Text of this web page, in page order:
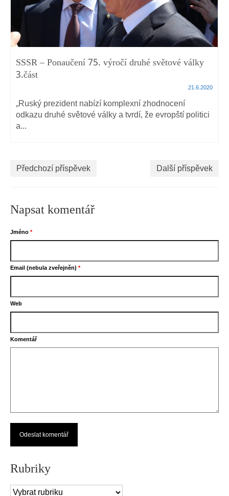
SSSR – Ponaučení 75. výročí druhé světové války
3.část
21.6.2020
„Ruský prezident nabízí komplexní zhodnocení
odkazu druhé světové války a tvrdí, že evropští politici
a...
Předchozí příspěvek Další příspěvek
Napsat komentář
Jméno *
Email (nebula zveřejněn) *
Web
Komentář
Rubriky
Rubriky